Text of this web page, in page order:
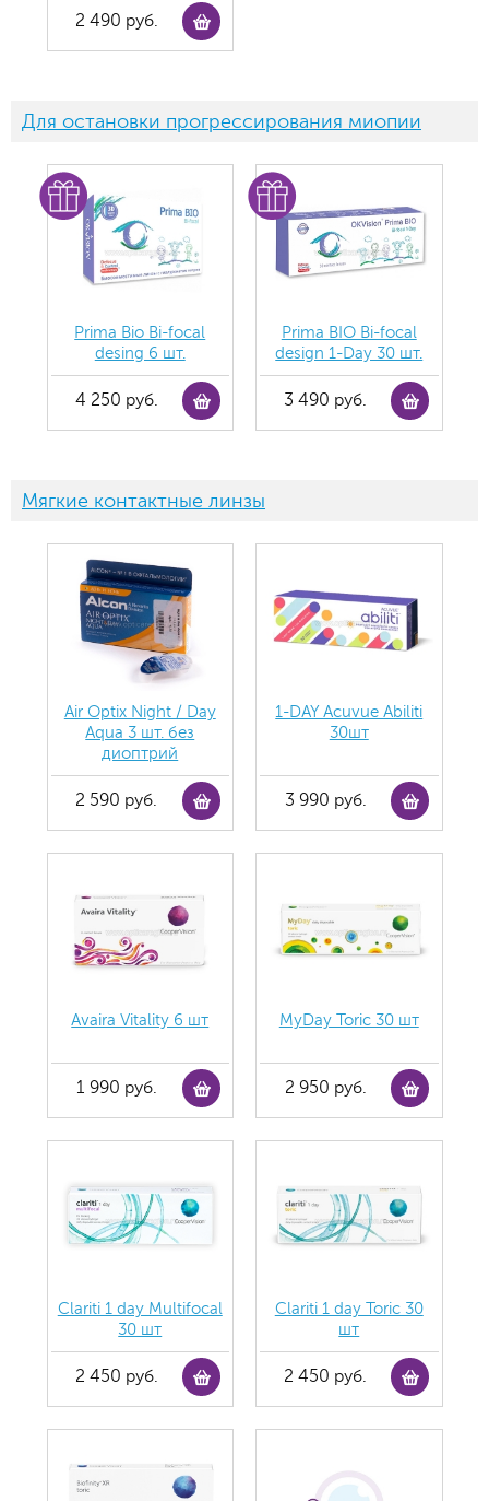
2 490 руб.
Для остановки прогрессирования миопии
Prima Bio Bi-focal
desing 6 шт.
4 250 руб.
Prima BIO Bi-focal
design 1-Day 30 шт.
3 490 руб.
Мягкие контактные линзы
Air Optix Night / Day
Aqua 3 шт. без
диоптрий
2 590 руб.
1-DAY Acuvue Abiliti
30шт
3 990 руб.
Avaira Vitality 6 шт
1 990 руб.
MyDay Toric 30 шт
2 950 руб.
Clariti 1 day Multifocal
30 шт
2 450 руб.
Clariti 1 day Toric 30
шт
2 450 руб.